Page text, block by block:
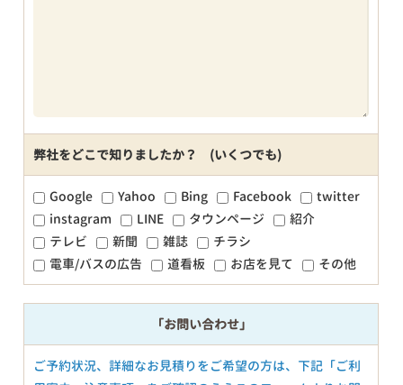
弊社をどこで知りましたか？ (いくつでも)
Google Yahoo Bing Facebook
twitter
instagram
LINE タウンページ
紹介
テレビ
新聞 雑誌
チラシ
電車/バスの広告
道看板 お店を見て その他
「お問い合わせ」
ご予約状況、詳細なお見積りをご希望の方は、下記「ご利